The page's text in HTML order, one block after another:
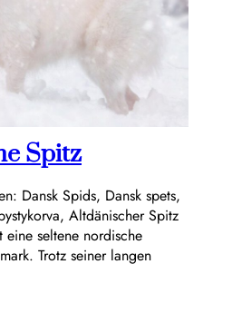
Spitz
Dansk Spids, Dansk spets,
Altdänischer Spitz
eine seltene nordische
Trotz seiner langen